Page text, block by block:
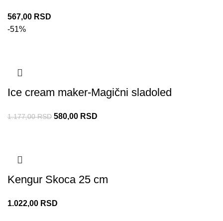
567,00 RSD
-51%
Ice cream maker-Magični sladoled
1.177,00RSD 580,00 RSD
Kengur Skoca 25 cm
1.022,00 RSD